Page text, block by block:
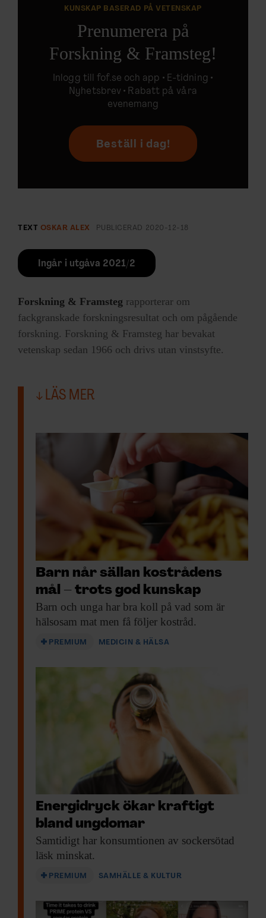
KUNSKAP BASERAD PÅ VETENSKAP
Prenumerera på
Forskning & Framsteg!
Inlogg tillfof.se och app • E-tidning •
Nyhetsbrev • Rabatt på våra
evenemang
Beställ i dag!
TEXT OSKAR ALEX PUBLICERAD 2020-12-18
Ingår i utgåva 2021/2
Forskning & Framsteg rapporterar om
fackgranskade forskningsresultat och om pågående
forskning. Forskning & Framsteg har bevakat
vetenskap sedan 1966 och drivs utan vinstsyfte.
LÄS MER
Barn når sällan kostrådens
mål – trots god kunskap
Barn och unga har bra koll på vad som är
hälsosam mat men få följer kostråd.
PREMIUM MEDICIN & HÄLSA
Energidryck ökar kraftigt
bland ungdomar
Samtidigt har konsumtionen av sockersötad
läsk minskat.
PREMIUM SAMHÄLLE & KULTUR